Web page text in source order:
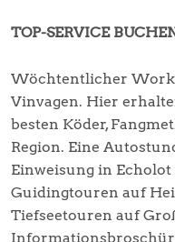
TOP-SERVICE
Wöchtentlicher
Vinvagen. Hier
besten Köder,
Region. Eine
Einweisung in Echolot
Guidingtouren auf
Tiefseetouren auf